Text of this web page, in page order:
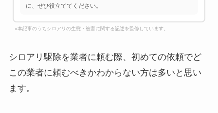
に、ぜひ役立ててください。
※本記事のうちシロアリの生態・被害に関する記述を監修しています。
シロアリ駆除を業者に頼む際、初めての依頼でど
この業者に頼むべきかわからない方は多いと思い
ます。